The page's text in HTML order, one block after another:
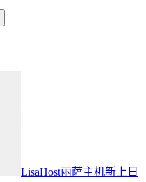
LisaHost丽萨主机新上日